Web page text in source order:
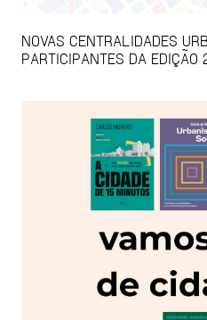
NOVAS CENTRALIDADES
PARTICIPANTES DA